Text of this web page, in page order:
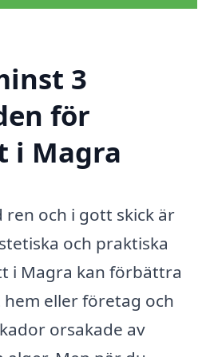
3
för
i Magra
ren och i gott skick är
och praktiska
i Magra kan förbättra
eller företag och
orsakade av